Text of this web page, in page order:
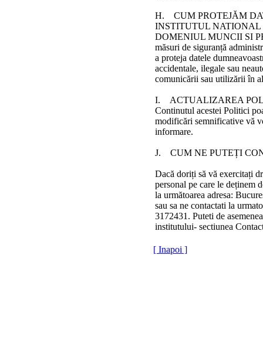
H. CUM PROTEJĂM
INSTITUTUL NATIONAL
DOMENIUL MUNCII SI
măsuri de siguranță
a proteja datele
accidentale, ilegale sau
comunicării sau utilizării în
I. ACTUALIZAREA
Continutul acestei Politici
modificări semnificative vă
informare.
J. CUM NE PUTEȚI
Dacă doriți să vă exercitați
personal pe care le deținem
la următoarea adresa:
sau sa ne contactati la
3172431. Puteti de
institutului- sectiunea
[ Inapoi ]